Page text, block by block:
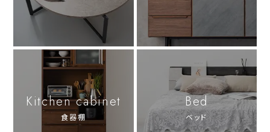
Kitchen cabinet
食器棚
Bed
ベッド